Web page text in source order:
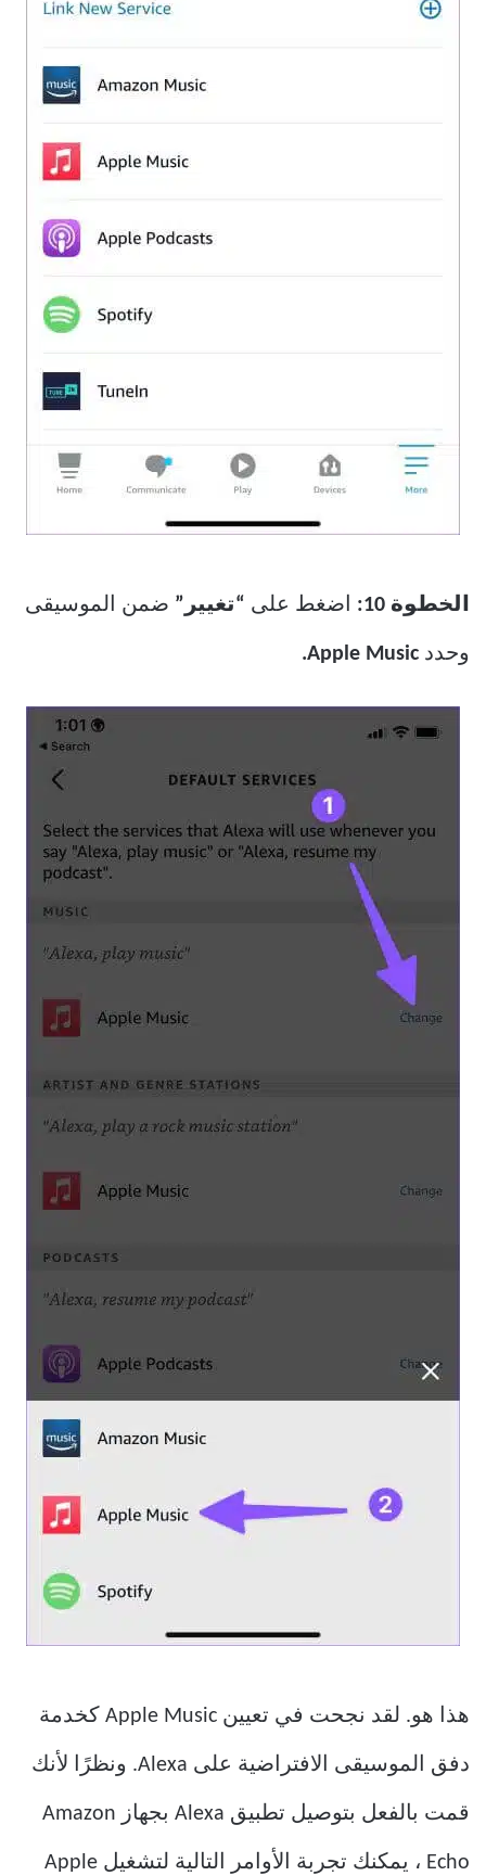
الخطوة 10: اضغط على “تغيير” ضمن الموسيقى
وحدد
هذا هو. لقد نجحت في تعيين Apple Music كخدمة
دفق الموسيقى الافتراضية على Alexa. ونظرًا لأنك
قمت بالفعل بتوصيل تطبيق Alexa بجهاز Amazon
Echo ، يمكنك تجربة الأوامر التالية لتشغيل Apple